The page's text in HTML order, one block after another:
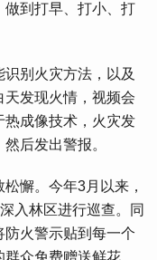
做到打早、打小、打
别火灾方法，以及
发现火情，视频会
热成像技术，火灾发
后发出警报。
懈。今年3月以来，
入林区进行巡查。同
火警示贴到每一个